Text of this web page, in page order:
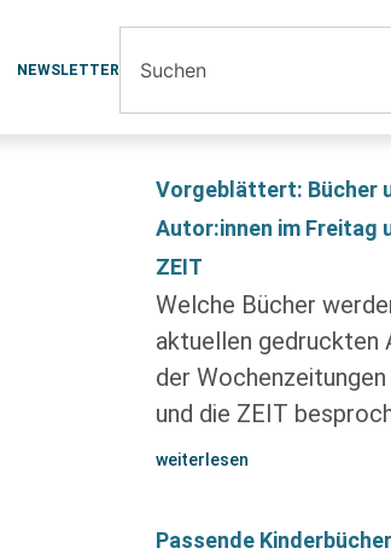
NEWSLETTER
Vorgeblättert: Bücher
Autor:innen im Freitag
ZEIT
Welche Bücher
aktuellen gedruckten
der
und die ZEIT
weiterlesen
Passende